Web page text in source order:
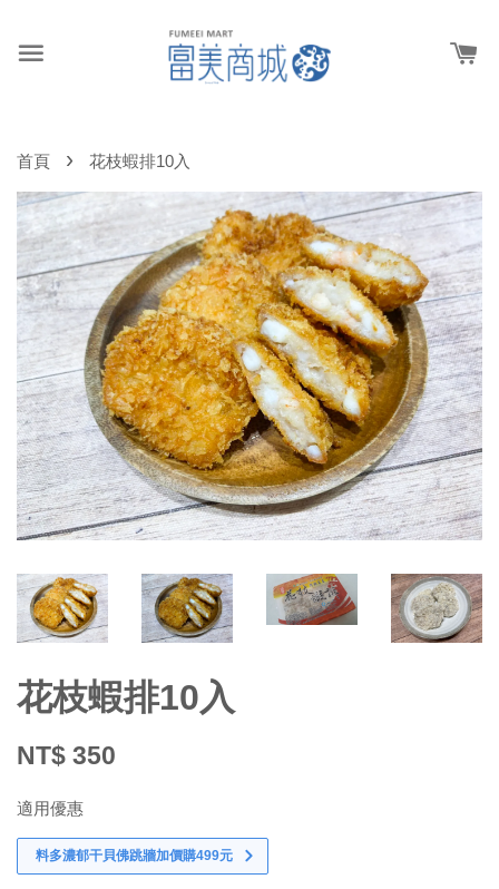
首頁 › 花枝蝦排10入
花枝蝦排10入
NT$ 350
適用優惠
料多濃郁干貝佛跳牆加價購499元